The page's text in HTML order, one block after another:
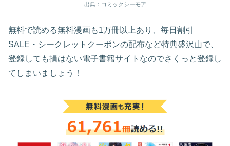
出典：コミックシーモア
無料で読める無料漫画も1万冊以上あり、毎日割引
SALE・シークレットクーポンの配布など特典盛沢山で、
登録しても損はない電子書籍サイトなのでさくっと登録し
てしまいましょう！